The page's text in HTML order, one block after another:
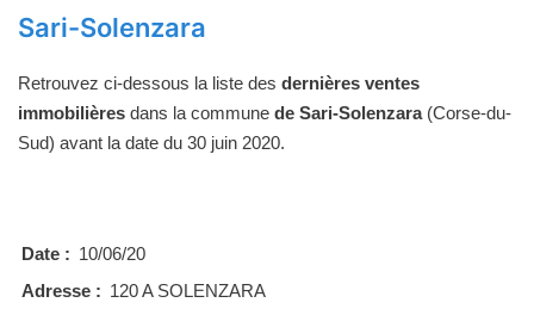
Sari-Solenzara
Retrouvez ci-dessous la liste des dernières ventes
immobilières dans la commune de Sari-Solenzara(Corse-du-
Sud) avant la date du 30 juin 2020.
Date : 10/06/20
Adresse : 120 A SOLENZARA